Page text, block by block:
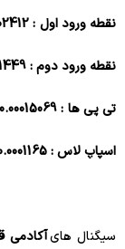
نقطه ورود اول : 0.0002412
نقطه ورود دوم : 0.0001449
تی پی ها : 0.00015069
اسپاپ لاس : 0.0001165
سیگنال هایآکادمی